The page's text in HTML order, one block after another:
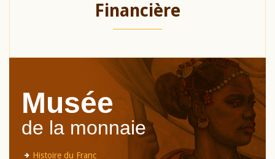
Financière
Musée
de la monnaie
Histoire du Franc